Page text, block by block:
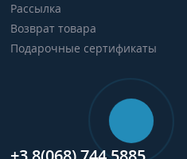
Рассылка
Возврат товара
Подарочные сертификаты